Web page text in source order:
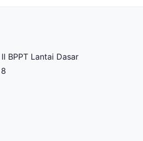
BPPT Lantai Dasar